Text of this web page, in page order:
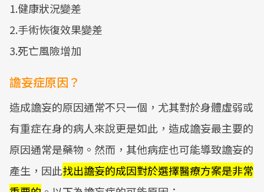
1.健康狀況變差
2.手術恢復效果變差
3.死亡風險增加
譫妄症原因？
造成譫妄的原因通常不只一個，尤其對於身體虛弱或
有重症在身的病人來說更是如此，造成譫妄最主要的
原因通常是藥物。然而，其他病症也可能導致譫妄的
產生，因此找出譫妄的成因對於選擇醫療方案是非常